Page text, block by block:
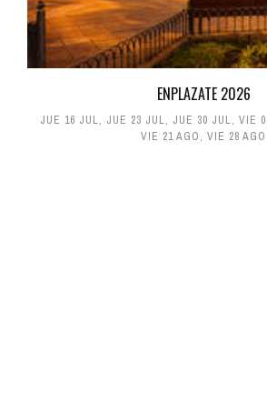
ENPLAZATE 2026
JUE 16 JUL, JUE 23 JUL, JUE 30 JUL, VIE
VIE 21 AGO, VIE 28 AGO